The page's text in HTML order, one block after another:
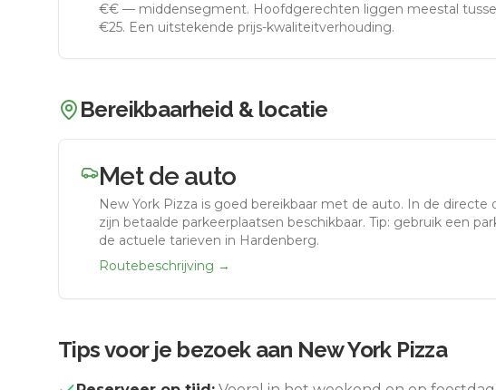
€€ — middensegment. Hoofdgerechten liggen meestal
€25. Een uitstekende prijs-kwaliteitverhouding.
Bereikbaarheid & locatie
Met de auto
New York Pizza is goed bereikbaar met de auto. In de directe
zijn betaalde parkeerplaatsen beschikbaar. Tip: gebruik een
de actuele tarieven in Hardenberg.
Routebeschrijving →
Tips voor je bezoek aan New York Pizza